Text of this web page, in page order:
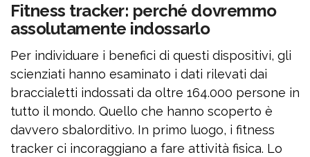
Fitness tracker: perché dovremmo
assolutamente indossarlo
Per individuare i benefici di questi dispositivi, gli
scienziati hanno esaminato i dati rilevati dai
braccialetti indossati da oltre 164.000 persone in
tutto il mondo. Quello che hanno scoperto è
davvero sbalorditivo. In primo luogo, i fitness
tracker ci incoraggiano a fare attività fisica. Lo